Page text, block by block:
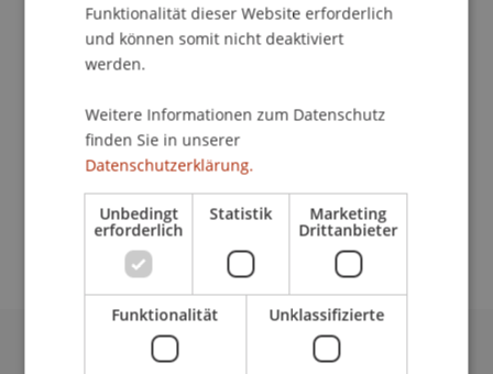
Liebe Studienbeginnerinnen und Studienbeginner
Liechtenstein so angenehm wie möglich zu
machen und dich mit allen relevanten
Informationen zu versorgen.
Zur Website
Universität Liechtenstein
Funktionalität dieser Website erforderlich
und können somit nicht deaktiviert
werden.
Weitere Informationen zum Datenschutz
finden Sie in unserer
Datenschutzerklärung.
Unbedingt
erforderlich
Statistik Marketing
Drittanbieter
Funktionalität Unklassifizierte